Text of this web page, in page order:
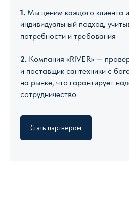
1. Мы ценим каждого клиента
индивидуальный подход,
потребности и требования
2. Компания «RIVER» —
и поставщик сантехники с
на рынке, что гарантирует
сотрудничество
Стать партнёром